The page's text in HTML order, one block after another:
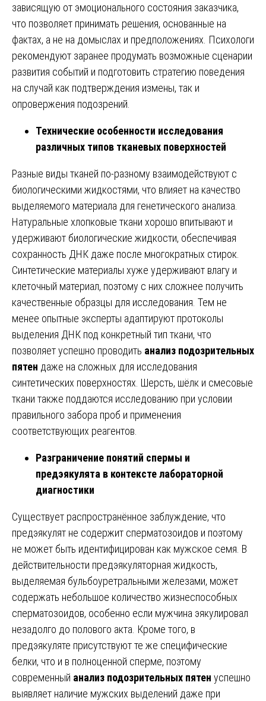
зависящую от эмоционального состояния заказчика,
что позволяет принимать решения, основанные на
фактах, а не на домыслах и предположениях. Психологи
рекомендуют заранее продумать возможные сценарии
развития событий и подготовить стратегию поведения
на случай как подтверждения измены, так и
опровержения подозрений.
Технические особенности исследования
различных типов тканевых поверхностей
Разные виды тканей по-разному взаимодействуют с
биологическими жидкостями, что влияет на качество
выделяемого материала для генетического анализа.
Натуральные хлопковые ткани хорошо впитывают и
удерживают биологические жидкости, обеспечивая
сохранность ДНК даже после многократных стирок.
Синтетические материалы хуже удерживают влагу и
клеточный материал, поэтому с них сложнее получить
качественные образцы для исследования. Тем не
менее опытные эксперты адаптируют протоколы
выделения ДНК под конкретный тип ткани, что
позволяет успешно проводить анализ подозрительных
пятен даже на сложных для исследования
синтетических поверхностях. Шерсть, шёлк и смесовые
ткани также поддаются исследованию при условии
правильного забора проб и применения
соответствующих реагентов.
Разграничение понятий спермы и
предэякулята в контексте лабораторной
диагностики
Существует распространённое заблуждение, что
предэякулят не содержит сперматозоидов и поэтому
не может быть идентифицирован как мужское семя. В
действительности предэякуляторная жидкость,
выделяемая бульбоуретральными железами, может
содержать небольшое количество жизнеспособных
сперматозоидов, особенно если мужчина эякулировал
незадолго до полового акта. Кроме того, в
предэякуляте присутствуют те же специфические
белки, что и в полноценной сперме, поэтому
современный анализ подозрительных пятен успешно
выявляет наличие мужских выделений даже при